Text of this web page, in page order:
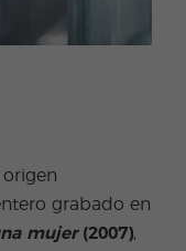
grabado en
mujer(2007),